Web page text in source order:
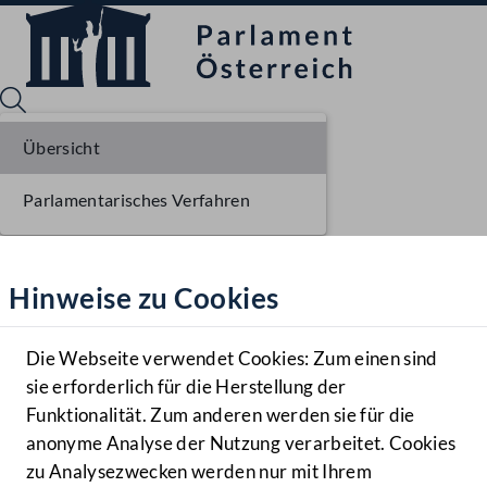
Hilfe
Benutzer
Navigationsmenü öffnen
MENÜ
Hinweise zu Cookies
Die Webseite verwendet Cookies: Zum einen sind
sie erforderlich für die Herstellung der
Funktionalität. Zum anderen werden sie für die
anonyme Analyse der Nutzung verarbeitet. Cookies
zu Analysezwecken werden nur mit Ihrem
Übersicht
Parlamentarisches Verfahren